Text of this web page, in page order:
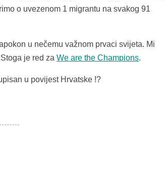
o uvezenom 1 migrantu na svakog 91
u nečemu važnom prvaci svijeta. Mi
je red zaWe are the Champions.
u povijest Hrvatske !?